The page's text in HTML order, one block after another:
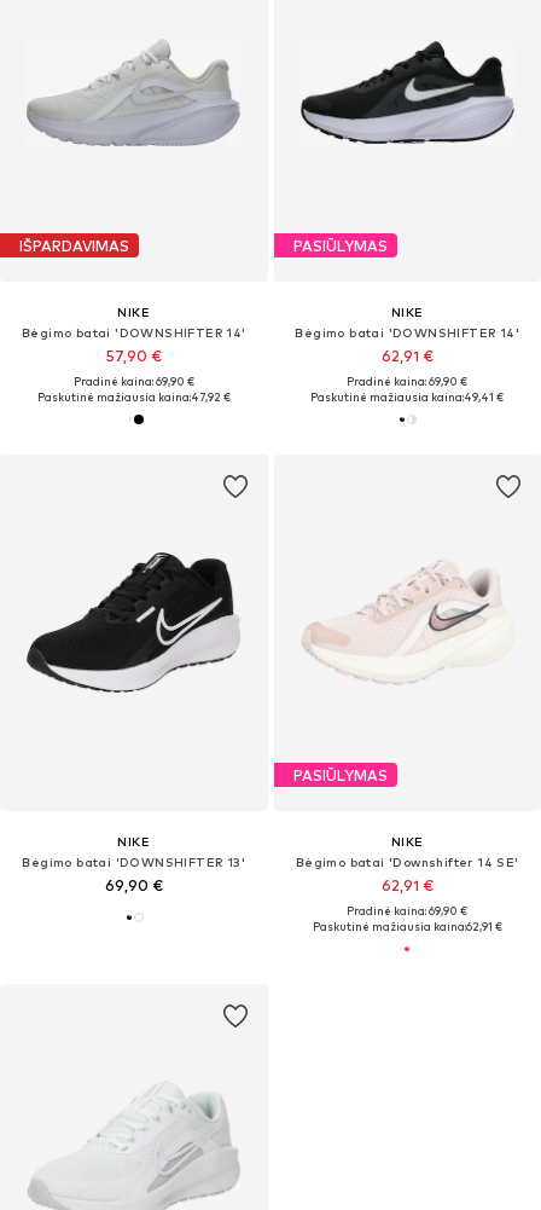
IŠPARDAVIMAS
NIKE
Bėgimo batai 'DOWNSHIFTER 14'
57,90 €
Pradinė kaina: 69,90 €
Paskutinė mažiausia kaina:47,92 €
PASIŪLYMAS
NIKE
Bėgimo batai 'DOWNSHIFTER 14'
62,91 €
Pradinė kaina: 69,90 €
Paskutinė mažiausia kaina:49,41 €
NIKE
Bėgimo batai 'DOWNSHIFTER 13'
69,90 €
PASIŪLYMAS
NIKE
Bėgimo batai 'Downshifter 14 SE'
62,91 €
Pradinė kaina: 69,90 €
Paskutinė mažiausia kaina:62,91 €